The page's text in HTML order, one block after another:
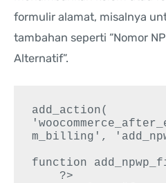
formulir alamat, misalnya
tambahan seperti “Nomor
Alternatif”.
add_action(
m_billing',
function